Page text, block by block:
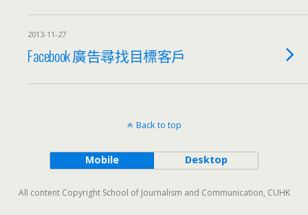
2013-11-27
Facebook 廣告尋找目標客戶
Back to top
Mobile Desktop
All content Copyright School of Journalism and Communication, CUHK